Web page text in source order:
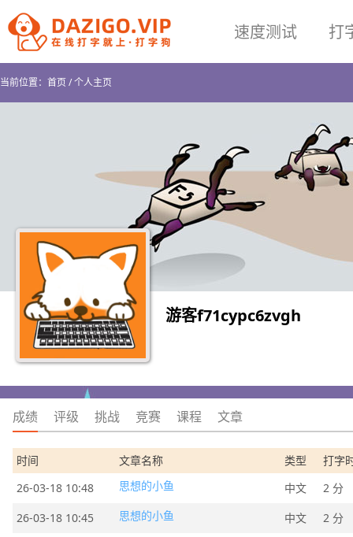
速度测试 打
当前位置： 首页/个人主页
游客f71cypc6zvgh
成绩 评级 挑战 竞赛 课程 文章
时间 文章名称 类型
打字
26-03-18 10:48
思想的小鱼 中文
2 分
26-03-18 10:45
思想的小鱼 中文
2 分